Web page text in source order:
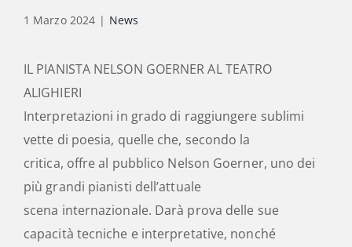
1 Marzo 2024 | News
IL PIANISTA NELSON GOERNER AL TEATRO
ALIGHIERI
Interpretazioni in grado di raggiungere sublimi
vette di poesia, quelle che, secondo la
critica, offre al pubblico Nelson Goerner, uno dei
più grandi pianisti dell’attuale
scena internazionale. Darà prova delle sue
capacità tecniche e interpretative, nonché